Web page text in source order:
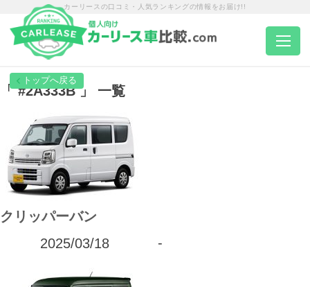
カーリースの口コミ・人気ランキングの情報をお届け!!
トップページ
カーリース一覧
エリア別ランキング
エリア別店舗一覧
「 #2A333B 」 一覧
クリッパーバン
2025/03/18
-